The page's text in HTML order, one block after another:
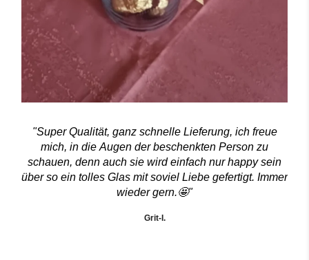
"Super Qualität, ganz schnelle Lieferung, ich freue
mich, in die Augen der beschenkten Person zu
schauen, denn auch sie wird einfach nur happy sein
über so ein tolles Glas mit soviel Liebe gefertigt. Immer
wieder gern.🤩"
Grit-I.